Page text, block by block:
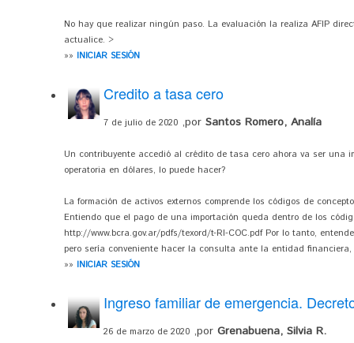
No hay que realizar ningún paso. La evaluación la realiza AFIP
actualice. >
»» INICIAR SESIÓN
Credito a tasa cero
7 de julio de 2020 ,por Santos Romero, Analía
Un contribuyente accedió al crédito de tasa cero ahora va ser una
operatoria en dólares, lo puede hacer?
La formación de activos externos comprende los códigos de
Entiendo que el pago de una importación queda dentro de los
http://www.bcra.gov.ar/pdfs/texord/t-RI-COC.pdf Por lo tanto,
pero sería conveniente hacer la consulta ante la entidad
»» INICIAR SESIÓN
Ingreso familiar de emergencia.
26 de marzo de 2020 ,por Grenabuena, Silvia R.